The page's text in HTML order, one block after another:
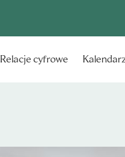
Relacje cyfrowe